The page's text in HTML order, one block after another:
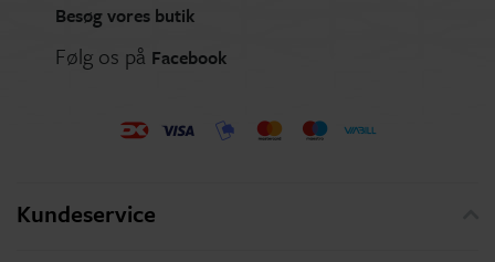
Besøg vores butik
Følg os på Facebook
Kundeservice